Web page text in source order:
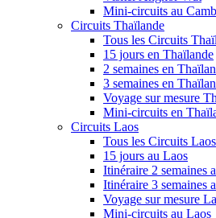
Mini-circuits au
Circuits Thaïlande
Tous les Circuits
15 jours en Thaïlande
2 semaines en
3 semaines en
Voyage sur mesure
Mini-circuits en
Circuits Laos
Tous les Circuits Laos
15 jours au Laos
Itinéraire 2 semaines
Itinéraire 3 semaines
Voyage sur mesure
Mini-circuits au Laos